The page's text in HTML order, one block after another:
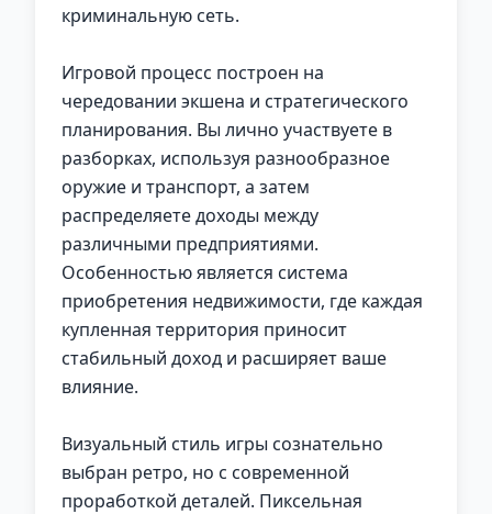
криминальную сеть.
Игровой процесс построен на
чередовании экшена и стратегического
планирования. Вы лично участвуете в
разборках, используя разнообразное
оружие и транспорт, а затем
распределяете доходы между
различными предприятиями.
Особенностью является система
приобретения недвижимости, где каждая
купленная территория приносит
стабильный доход и расширяет ваше
влияние.
Визуальный стиль игры сознательно
выбран ретро, но с современной
проработкой деталей. Пиксельная